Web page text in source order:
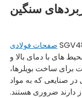
سنگین
صفحات فولادی
های با دمای بالا و
برای ساخت بویلرها،
صنایعی که به مواد
دارند ضروری هستند.